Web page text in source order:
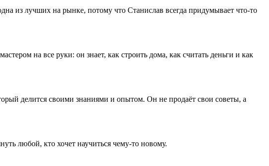
из лучших на рынке, потому что Станислав всегда придумывает что-то
на все руки: он знает, как строить дома, как считать деньги и как
делится своими знаниями и опытом. Он не продаёт свои советы, а
любой, кто хочет научиться чему-то новому.